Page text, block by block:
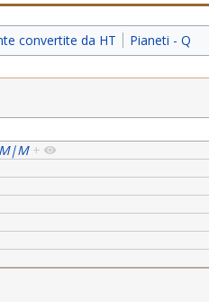
convertite da HT Pianeti - Q
+